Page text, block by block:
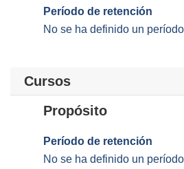
Período de retención
No se ha definido un
Cursos
Propósito
Período de retención
No se ha definido un